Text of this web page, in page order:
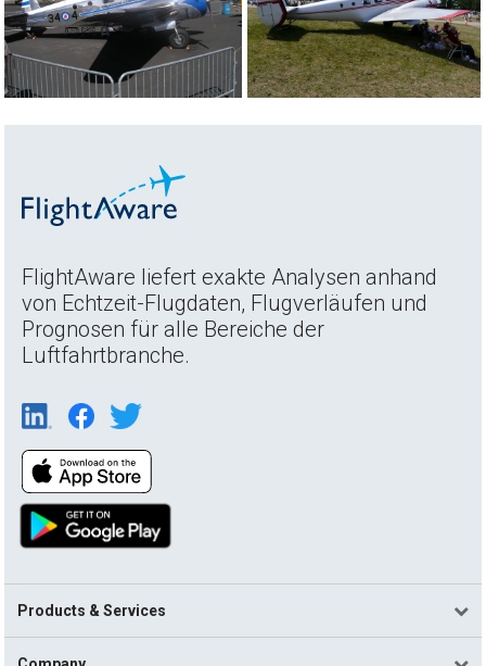
FlightAware liefert exakte Analysen anhand
von Echtzeit-Flugdaten, Flugverläufen und
Prognosen für alle Bereiche der
Luftfahrtbranche.
Products & Services